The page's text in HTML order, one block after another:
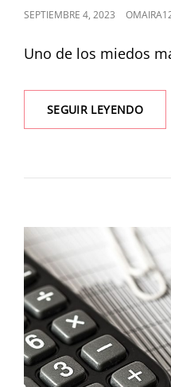
SEPTIEMBRE 4, 2023
Uno de los miedos
SEGUIR LEYENDO